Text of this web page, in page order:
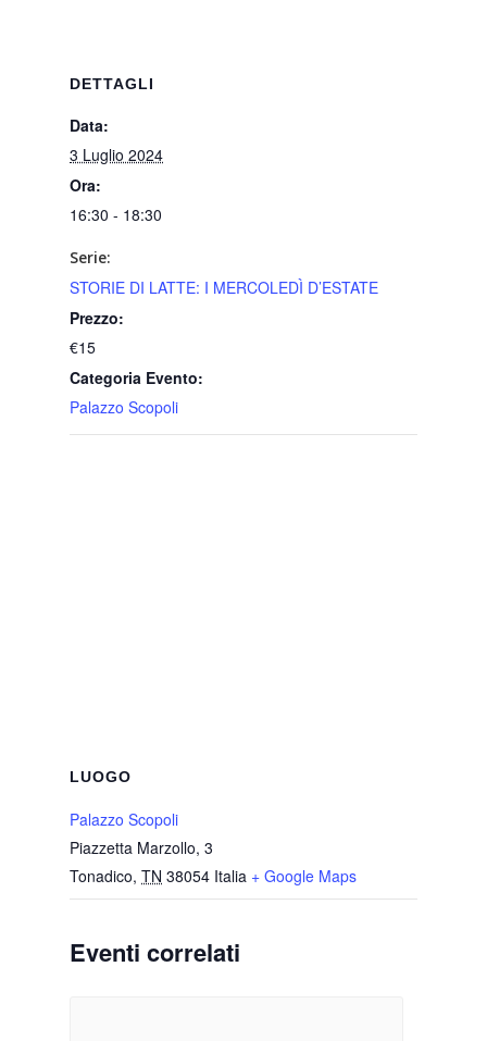
DETTAGLI
Data:
3 Luglio 2024
Ora:
16:30 - 18:30
Serie:
STORIE DI LATTE: I MERCOLEDÌ D’ESTATE
Prezzo:
€15
Categoria Evento:
Palazzo Scopoli
LUOGO
Palazzo Scopoli
Piazzetta Marzollo, 3
Tonadico, TN 38054 Italia + Google Maps
Eventi correlati